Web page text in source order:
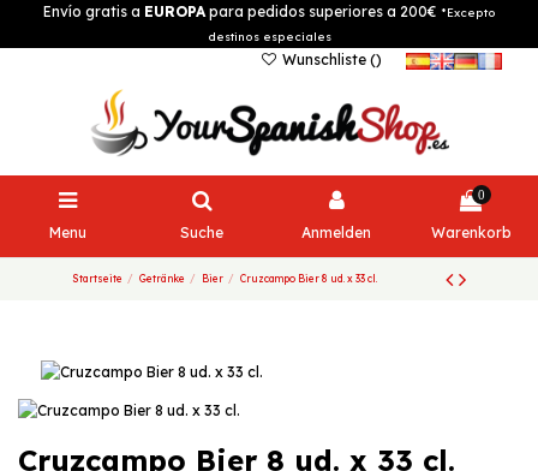
Envío gratis a EUROPApara pedidos superiores a 200€ *Excepto
destinos especiales
Wunschliste ()
Menu Suche Anmelden
0
Warenkorb
Startseite Getränke Bier Cruzcampo Bier 8 ud. x 33 cl.
Cruzcampo Bier 8 ud. x 33 cl.